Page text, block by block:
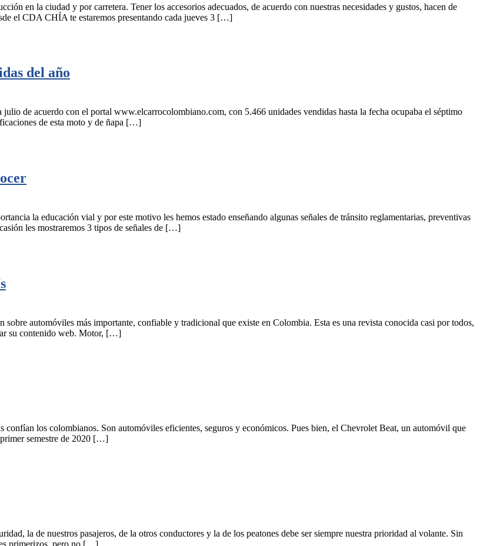
en la ciudad y por carretera. Tener los accesorios adecuados, de acuerdo con nuestras necesidades y gustos, hacen de
el CDA CHÍA te estaremos presentando cada jueves 3 […]
del año
de acuerdo con el portal www.elcarrocolombiano.com, con 5.466 unidades vendidas hasta la fecha ocupaba el séptimo
de esta moto y de ñapa […]
la educación vial y por este motivo les hemos estado enseñando algunas señales de tránsito reglamentarias, preventivas
les mostraremos 3 tipos de señales de […]
automóviles más importante, confiable y tradicional que existe en Colombia. Esta es una revista conocida casi por todos,
su contenido web. Motor, […]
confían los colombianos. Son automóviles eficientes, seguros y económicos. Pues bien, el Chevrolet Beat, un automóvil que
primer semestre de 2020 […]
la de nuestros pasajeros, de la otros conductores y la de los peatones debe ser siempre nuestra prioridad al volante. Sin
primerizos, pero no […]